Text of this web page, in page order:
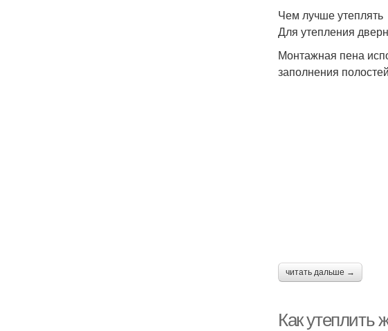
Чем лучше утеплять
Для утепления
Монтажная пена
заполнения
читать дальше →
Как утеплить